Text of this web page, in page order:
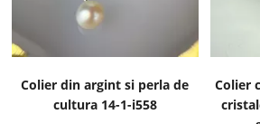
Colier din argint si perla de
cultura 14-1-i558
Colier